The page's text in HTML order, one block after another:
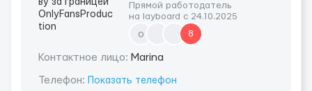
Прямой работодатель
на layboard с 24.10.2025
o 8
Контактное лицо: Marina
Телефон: Показать телефон